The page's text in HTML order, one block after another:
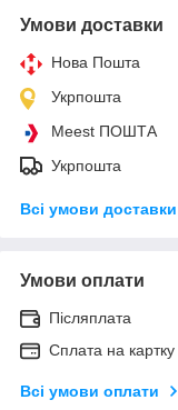
Умови доставки
Нова Пошта
Укрпошта
Meest ПОШТА
Укрпошта
Всі умови доставки
Умови оплати
Післяплата
Сплата на картку
Всі умови оплати